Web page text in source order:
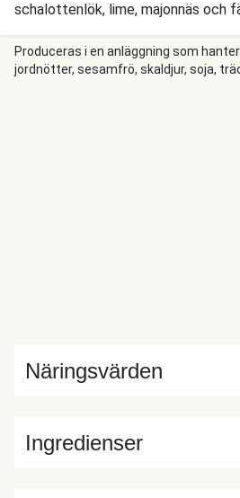
schalottenlök, lime, majonnäs och
också en supergod mangosalsa
som har en perfekt balans av sött
halvtimme serverar du middag som
Produceras i en anläggning som
jordnötter, sesamfrö, skaldjur, soja,
Ingredienser
Näringsvärden